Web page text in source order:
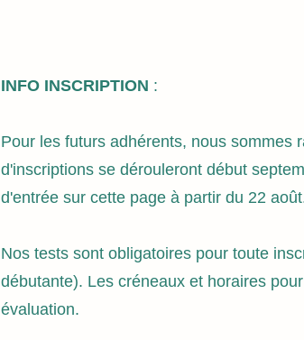
INFO INSCRIPTION :
Pour les futurs adhérents, nous sommes
d'inscriptions se dérouleront début
d'entrée sur cette page à partir du 22
Nos tests sont obligatoires pour toute
débutante). Les créneaux et horaires
évaluation.